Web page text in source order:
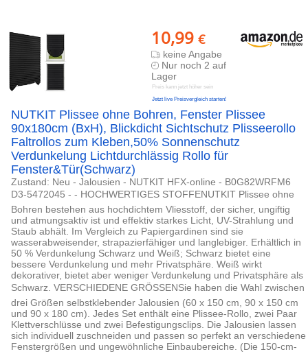
10,99 €
keine Angabe
Nur noch 2 auf
Lager
Preis kann jetzt höher sein
Jetzt live Preisvergleich starten!
NUTKIT Plissee ohne Bohren, Fenster Plissee
90x180cm (BxH), Blickdicht Sichtschutz Plisseerollo
Faltrollos zum Kleben,50% Sonnenschutz
Verdunkelung Lichtdurchlässig Rollo für
Fenster&Tür(Schwarz)
Zustand: Neu - Jalousien - NUTKIT HFX-online - B0G82WRFM6
D3-5472045 - - HOCHWERTIGES STOFFENUTKIT Plissee ohne
Bohren bestehen aus hochdichtem Vliesstoff, der sicher, ungiftig
und atmungsaktiv ist und effektiv starkes Licht, UV-Strahlung und
Staub abhält. Im Vergleich zu Papiergardinen sind sie
wasserabweisender, strapazierfähiger und langlebiger. Erhältlich in
50 % Verdunkelung Schwarz und Weiß; Schwarz bietet eine
bessere Verdunkelung und mehr Privatsphäre. Weiß wirkt
dekorativer, bietet aber weniger Verdunkelung und Privatsphäre als
Schwarz. VERSCHIEDENE GRÖSSENSie haben die Wahl zwischen
drei Größen selbstklebender Jalousien (60 x 150 cm, 90 x 150 cm
und 90 x 180 cm). Jedes Set enthält eine Plissee-Rollo, zwei Paar
Klettverschlüsse und zwei Befestigungsclips. Die Jalousien lassen
sich individuell zuschneiden und passen so perfekt an verschiedene
Fenstergrößen und ungewöhnliche Einbaubereiche. (Die 150-cm-